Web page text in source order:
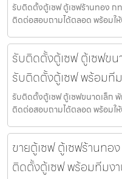
รับติดตั้งตู้เซฟ ตู้เซฟร้านทอง ก
ติดต่อสอบถามได้ตลอด พร้อมใ
รับติดตั้งตู้เซฟ ตู้เซฟข
รับติดตั้งตู้เซฟ พร้อมที
รับติดตั้งตู้เซฟ ตู้เซฟขนาดเล็ก
ติดต่อสอบถามได้ตลอด พร้อมใ
ขายตู้เซฟ ตู้เซฟร้านทอ
ติดตั้งตู้เซฟ พร้อมทีมง